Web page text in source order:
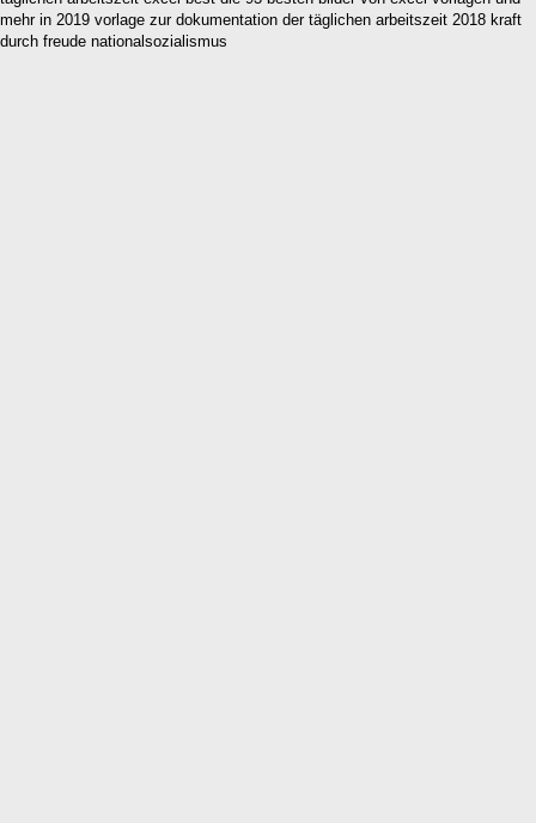
mehr in 2019 vorlage zur dokumentation der täglichen arbeitszeit 2018 kraft
durch freude nationalsozialismus